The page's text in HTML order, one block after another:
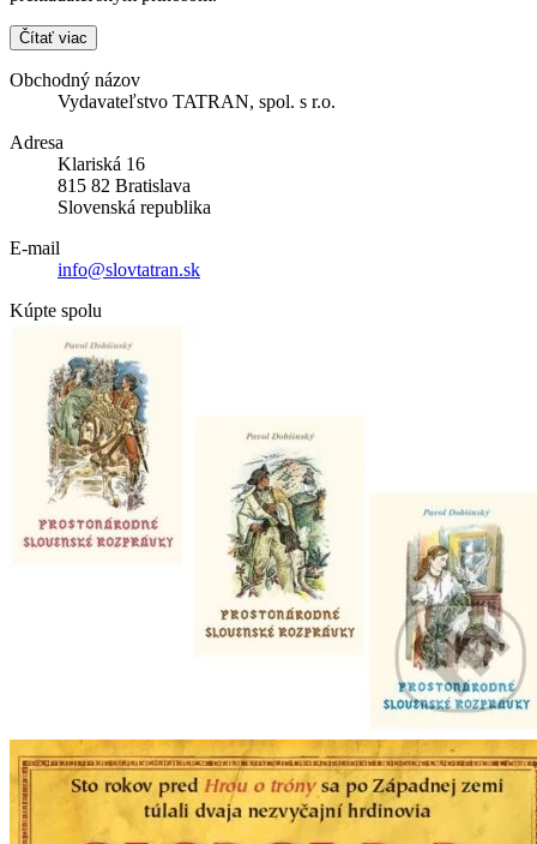
Čítať viac
Obchodný názov
Vydavateľstvo TATRAN, spol. s r.o.
Adresa
Klariská 16
815 82 Bratislava
Slovenská republika
E-mail
info@slovtatran.sk
Kúpte spolu